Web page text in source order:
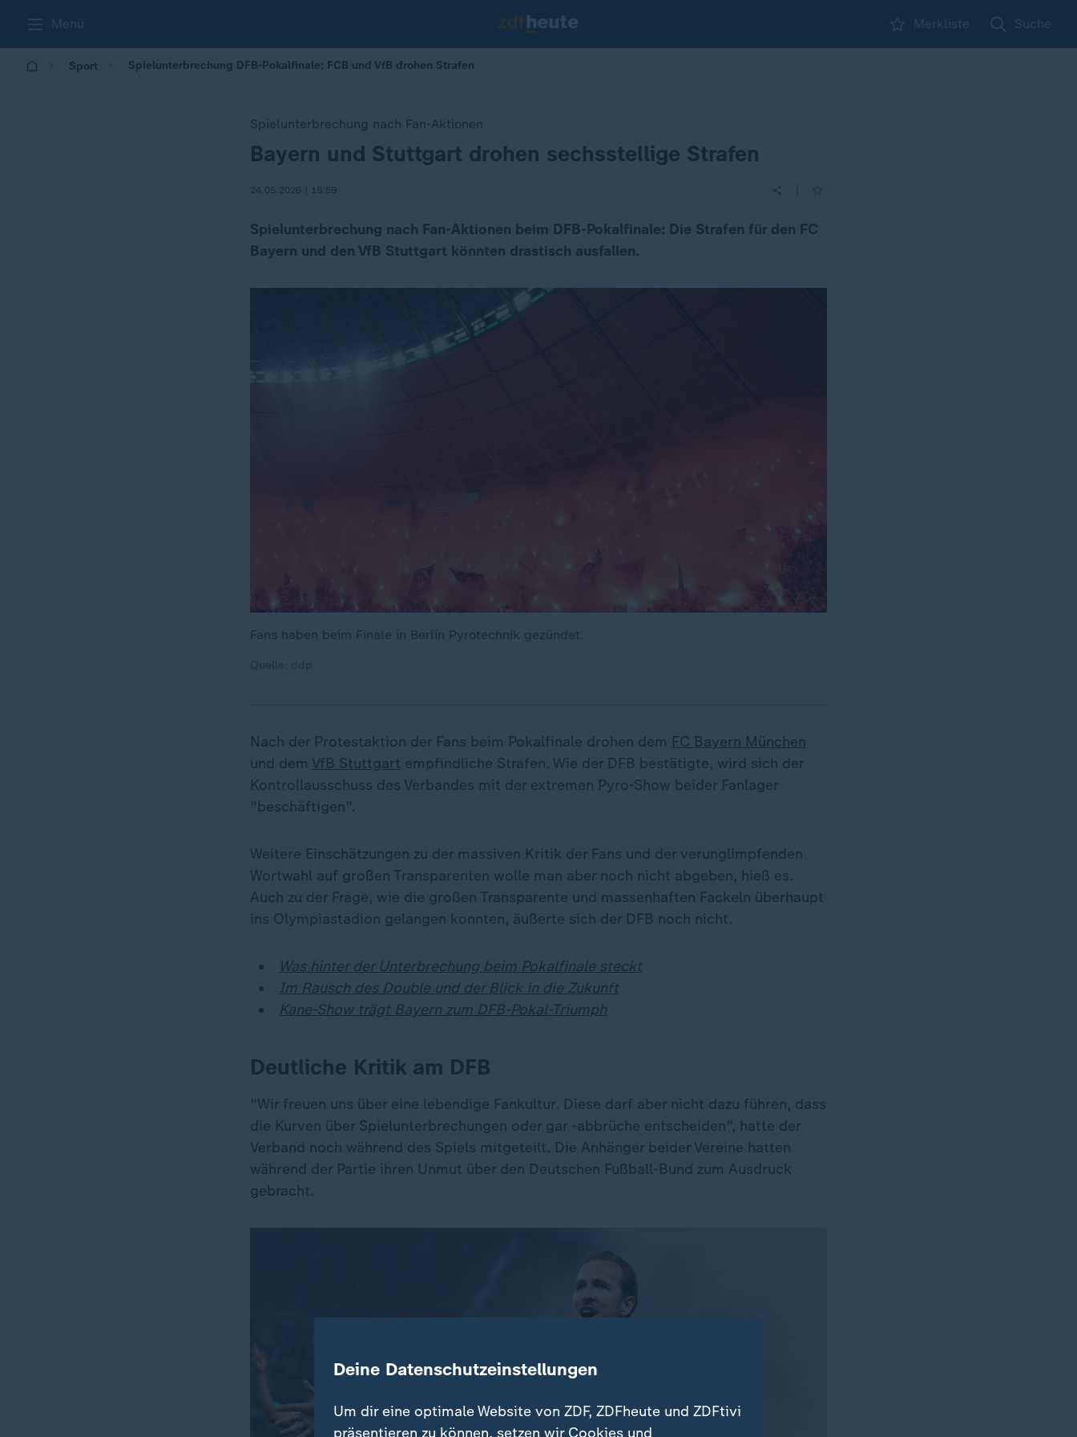
Menü Merkliste Suche
Sport Spielunterbrechung DFB-Pokalfinale: FCB und VfB drohen Strafen
Spielunterbrechung nach Fan-Aktionen
:Bayern und Stuttgart drohen sechsstellige Strafen
24.05.2026 | 15:59
Spielunterbrechung nach Fan-Aktionen beim DFB-Pokalfinale: Die Strafen für den FC
Bayern und den VfB Stuttgart könnten drastisch ausfallen.
Fans haben beim Finale in Berlin Pyrotechnik gezündet.
Nach der Protestaktion der Fans beim Pokalfinale drohen dem FC Bayern München
und dem VfB Stuttgart empfindliche Strafen. Wie der DFB bestätigte, wird sich der
Kontrollausschuss des Verbandes mit der extremen Pyro-Show beider Fanlager
"beschäftigen".
Weitere Einschätzungen zu der massiven Kritik der Fans und der verunglimpfenden
Wortwahl auf großen Transparenten wolle man aber noch nicht abgeben, hieß es.
Auch zu der Frage, wie die großen Transparente und massenhaften Fackeln überhaupt
ins Olympiastadion gelangen konnten, äußerte sich der DFB noch nicht.
Was hinter der Unterbrechung beim Pokalfinale steckt
Im Rausch des Double und der Blick in die Zukunft
Kane-Show trägt Bayern zum DFB-Pokal-Triumph
Deutliche Kritik am DFB
"Wir freuen uns über eine lebendige Fankultur. Diese darf aber nicht dazu führen, dass
die Kurven über Spielunterbrechungen oder gar -abbrüche entscheiden", hatte der
Verband noch während des Spiels mitgeteilt. Die Anhänger beider Vereine hatten
während der Partie ihren Unmut über den Deutschen Fußball-Bund zum Ausdruck
gebracht.
Deine Datenschutzeinstellungen
Um dir eine optimale Website von ZDF, ZDFheute und ZDFtivi
präsentieren zu können, setzen wir Cookies und